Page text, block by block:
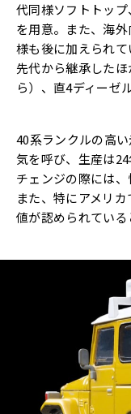
代同様ソフトトッ
を用意。また、海
様も後に加えられ
先代から継承した
ら）、直4ディーゼ
40系ランクルの高
気を呼び、生産は
チェンジの際には、
また、特にアメリ
値が認められている